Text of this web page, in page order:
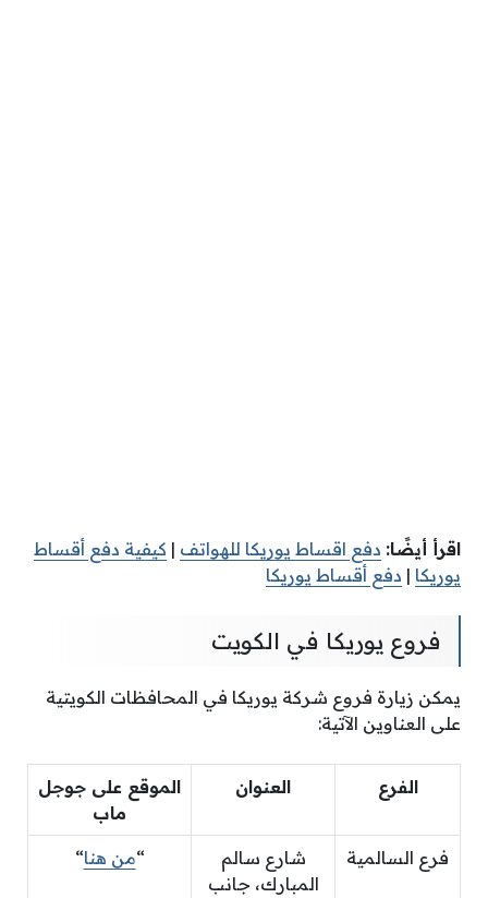
اقرأ أيضًا: دفع اقساط يوريكا للهواتف | كيفية دفع أقساط
يوريكا | دفع أقساط يوريكا
فروع يوريكا في الكويت
يمكن زيارة فروع شركة يوريكا في المحافظات الكويتية
على العناوين الآتية:
الفرع العنوان
الموقع على جوجل
ماب
فرع السالمية
شارع سالم
المبارك، جانب
“من هنا“